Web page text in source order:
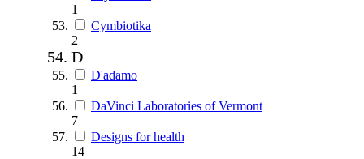
1
Cymbiotika
2
D
D'adamo
1
DaVinci Laboratories of Vermont
7
Designs for health
14